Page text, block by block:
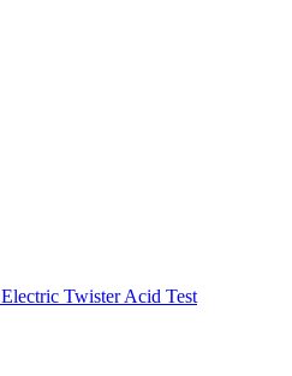
Electric Twister Acid Test